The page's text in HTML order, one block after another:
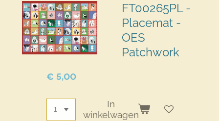
FT00265PL -
Placemat -
OES
Patchwork
€ 5,00
In
winkelwagen